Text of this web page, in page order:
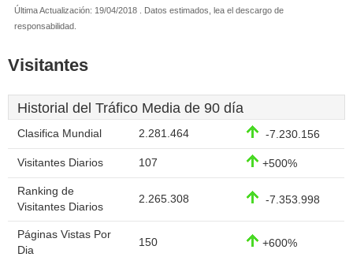
Última Actualización: 19/04/2018 . Datos estimados, lea el descargo de
responsabilidad.
Visitantes
Historial del Tráfico Media de 90 día
Clasifica Mundial 2.281.464 -7.230.156
Visitantes Diarios 107 +500%
Ranking de
Visitantes Diarios
2.265.308 -7.353.998
Páginas Vistas Por
Dia
150 +600%